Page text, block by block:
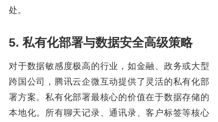
处。
5. 私有化部署与数据安全高级策略
对于数据敏感度极高的行业，如金融、政务或大型
跨国公司，腾讯云企微互动提供了灵活的私有化部
署方案。私有化部署最核心的价值在于数据存储的
本地化。所有聊天记录、通讯录、客户标签等核心